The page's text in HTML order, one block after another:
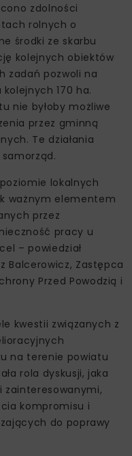
zdolności
rolnych o
środki ze skarbu
kolejnych obiektów
zadań pozwoli na
170 ha.
nie byłoby możliwe
przez gminną
Te działania
lokalnych
ważnym elementem
przez
pracy u
– powiedział
Balcerowicz, Zastępca
Przed Powodzią i
kwestii związanych z
na terenie powiatu
rola dyskusji, jaka
zainteresowanymi,
kompromisu i
do poprawy